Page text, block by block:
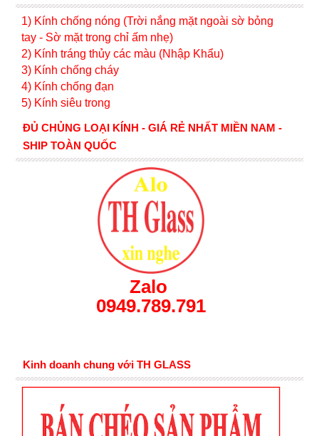
1) Kính chống nóng (Trời nắng mặt ngoài sờ bỏng
tay - Sờ mặt trong chỉ ấm nhẹ)
2) Kính tráng thủy các màu (Nhập Khẩu)
3) Kính chống cháy
4) Kính chống đạn
5) Kính siêu trong
ĐỦ CHỦNG LOẠI KÍNH - GIÁ RẺ NHẤT MIỀN NAM -
SHIP TOÀN QUỐC
Zalo
0949.789.791
Kinh doanh chung với TH GLASS